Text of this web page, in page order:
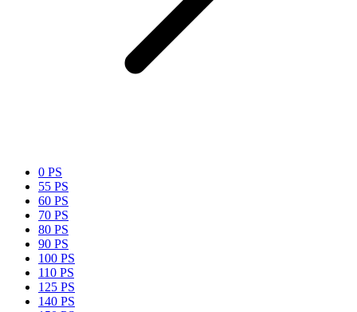
0 PS
55 PS
60 PS
70 PS
80 PS
90 PS
100 PS
110 PS
125 PS
140 PS